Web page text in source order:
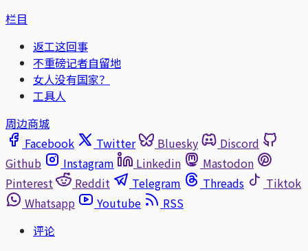
栏目
返工这回事
不重磅记者自留地
女人没有国家？
工具人
周边商城
Facebook
Twitter Bluesky
Discord
Github
Instagram Linkedin
Mastodon
Pinterest
Reddit Telegram Threads
Tiktok
Whatsapp
Youtube
RSS
评论